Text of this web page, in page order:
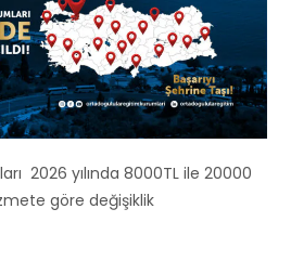
2026 yılında 8000TL ile 20000
göre değişiklik